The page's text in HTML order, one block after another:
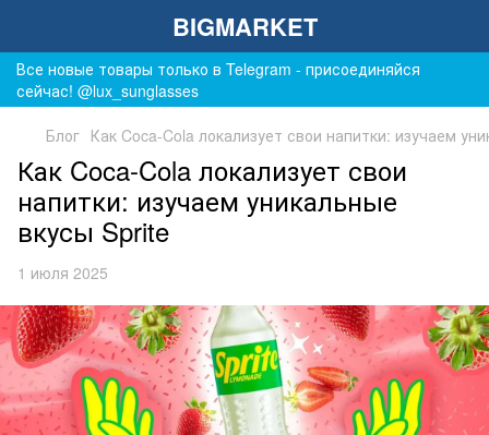
BIGMARKET
Все новые товары только в Telegram - присоединяйся
сейчас! @lux_sunglasses
Блог Как Coca-Cola локализует свои напитки: изучаем
Как Coca-Cola локализует свои
напитки: изучаем уникальные
вкусы Sprite
1 июля 2025